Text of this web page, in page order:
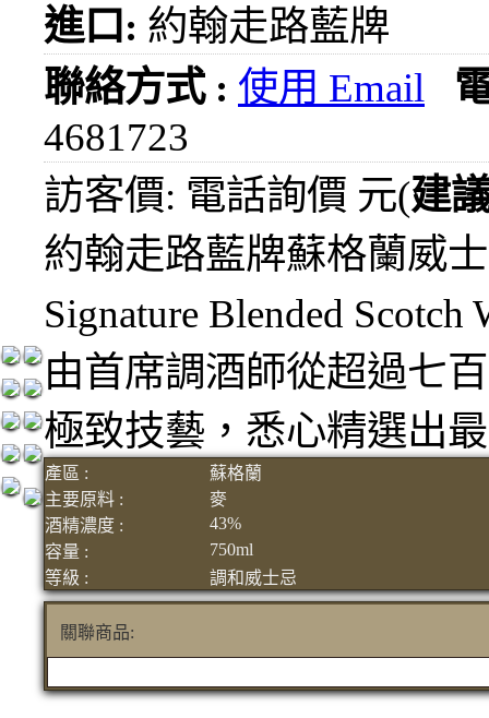
進口: 約翰走路藍牌
聯絡方式 : 使用 Email
4681723
訪客價: 電話詢價 元(建
約翰走路藍牌蘇格蘭威士
Signature Blended
由首席調酒師從超過七
極致技藝，悉心精選出
產區 :
蘇格蘭
主要原料 :
麥
酒精濃度 :
43%
容量 :
750ml
等級 :
調和威士忌
關聯商品: